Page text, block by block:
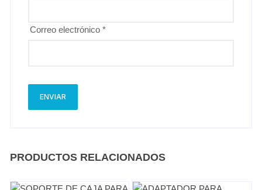
Correo electrónico*
PRODUCTOS RELACIONADOS